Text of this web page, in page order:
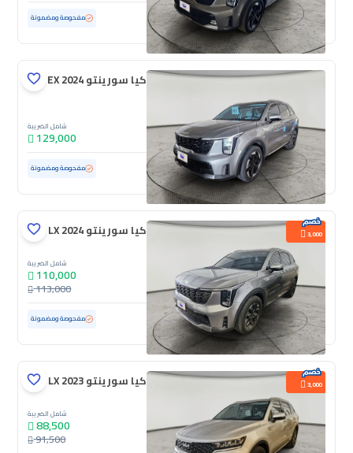
مستعملة 6,430 كم ممشى قليل مفحوصة ومضمونة
كيا سورينتو EX 2024
شامل الضريبة
129,000
مستعملة 18,697 كم ممشى قليل مفحوصة ومضمونة
3,000 كيا سورينتو LX 2024
شامل الضريبة
110,000
113,000
مستعملة 83,142 كم مفحوصة ومضمونة
3,000 كيا سورينتو LX 2023
شامل الضريبة
88,500
91,500